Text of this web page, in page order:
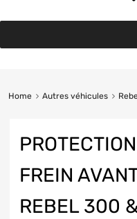
Home Autres véhicules
FREIN
REBEL 300